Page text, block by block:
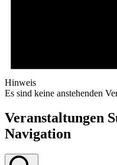
Hinweis
Es sind keine anstehenden
Veranstaltungen
Navigation